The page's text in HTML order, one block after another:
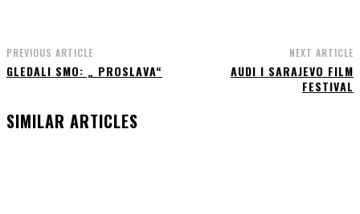
PREVIOUS ARTICLE
GLEDALI SMO: „ PROSLAVA“
NEXT ARTICLE
AUDI I SARAJEVO FILM
FESTIVAL
SIMILAR ARTICLES